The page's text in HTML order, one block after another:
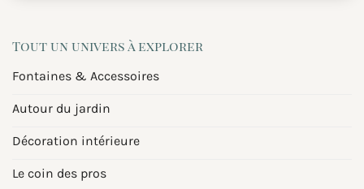
Tout un univers à explorer
Fontaines & Accessoires
Autour du jardin
Décoration intérieure
Le coin des pros